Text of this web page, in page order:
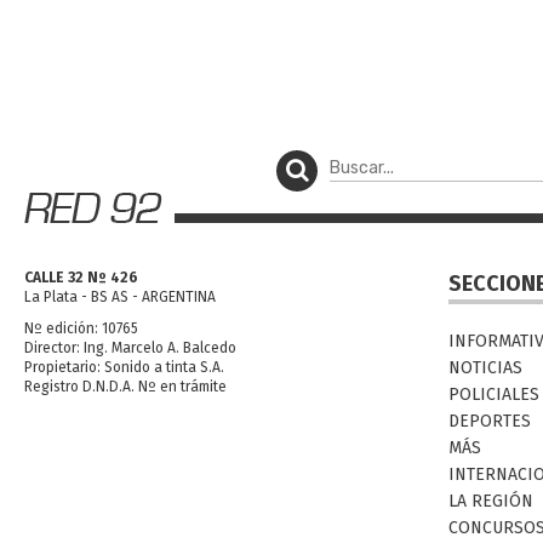
CALLE 32 Nº 426
La Plata - BS AS - ARGENTINA
Nº edición: 10765
Director: Ing. Marcelo A. Balcedo
Propietario: Sonido a tinta S.A.
Registro D.N.D.A. Nº en trámite
NOTICIAS
POLICIALES
DEPORTES
MÁS
LA REGIÓN
CONCURSOS